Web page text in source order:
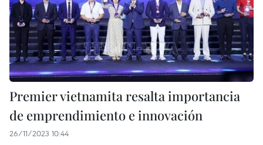
Premier vietnamita resalta importancia
de emprendimiento e innovación
26/11/2023 10:44